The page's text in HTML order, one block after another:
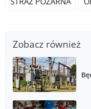
Zobacz również